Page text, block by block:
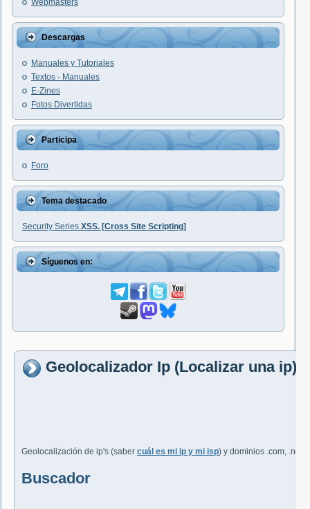
Webmasters
Descargas
Manuales y Tutoriales
Textos - Manuales
E-Zines
Fotos Divertidas
Participa
Foro
Tema destacado
Security Series.XSS. [Cross Site Scripting]
Síguenos en:
Geolocalizador Ip (Localizar una ip) -
Geolocalización de ip's (saber cuál es mi ip y mi isp) y dominios .com, .net,
Buscador